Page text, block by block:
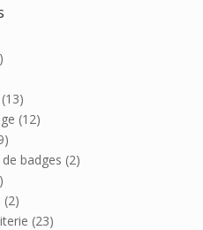
(13)
(12)
badges (2)
(2)
(23)